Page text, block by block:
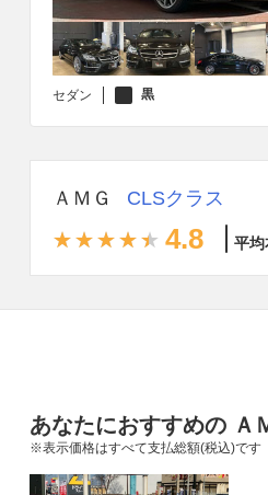
セダン 黒
ＡＭＧ CLSクラス
4.8 平均
あなたにおすすめの Ａ
※表示価格はすべて支払総額(税込)です